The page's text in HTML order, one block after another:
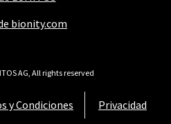
bionity.com
y Condiciones Privacidad
AG, All rights reserved